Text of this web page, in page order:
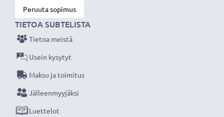
Peruuta sopimus
TIETOA SUBTELISTA
Tietoa meistä
Usein kysytyt
Maksu ja toimitus
Jälleenmyyjäksi
Luettelot